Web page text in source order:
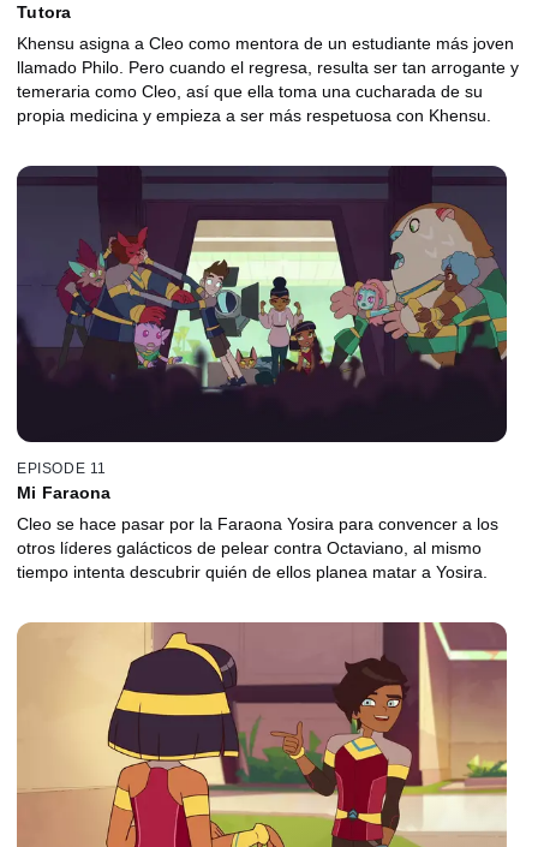
Tutora
Khensu asigna a Cleo como mentora de un estudiante más joven
llamado Philo. Pero cuando el regresa, resulta ser tan arrogante y
temeraria como Cleo, así que ella toma una cucharada de su
propia medicina y empieza a ser más respetuosa con Khensu.
EPISODE 11
Mi Faraona
Cleo se hace pasar por la Faraona Yosira para convencer a los
otros líderes galácticos de pelear contra Octaviano, al mismo
tiempo intenta descubrir quién de ellos planea matar a Yosira.